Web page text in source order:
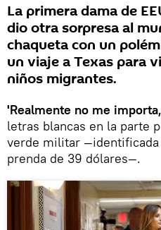
La primera dama de
dio otra sorpresa al
chaqueta con un
un viaje a Texas para
niños migrantes.
'Realmente no me
letras blancas en la parte
verde militar —identificada
prenda de 39 dólares—.